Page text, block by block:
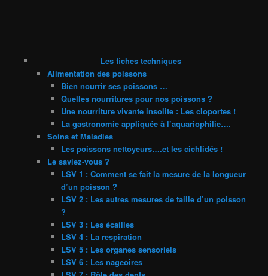
Les fiches techniques
Alimentation des poissons
Bien nourrir ses poissons …
Quelles nourritures pour nos poissons ?
Une nourriture vivante insolite : Les cloportes !
La gastronomie appliquée à l’aquariophilie….
Soins et Maladies
Les poissons nettoyeurs….et les cichlidés !
Le saviez-vous ?
LSV 1 : Comment se fait la mesure de la longueur
d’un poisson ?
LSV 2 : Les autres mesures de taille d’un poisson
?
LSV 3 : Les écailles
LSV 4 : La respiration
LSV 5 : Les organes sensoriels
LSV 6 : Les nageoires